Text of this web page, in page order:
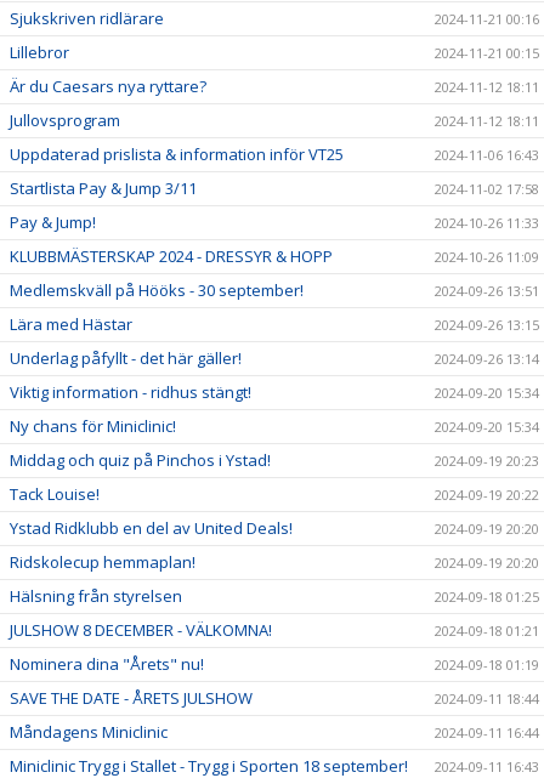
Sjukskriven ridlärare 2024-11-21 00:16
Lillebror 2024-11-21 00:15
Är du Caesars nya ryttare? 2024-11-12 18:11
Jullovsprogram 2024-11-12 18:11
Uppdaterad prislista & information inför VT25 2024-11-06 16:43
Startlista Pay & Jump 3/11 2024-11-02 17:58
Pay & Jump! 2024-10-26 11:33
KLUBBMÄSTERSKAP 2024 - DRESSYR & HOPP 2024-10-26 11:09
Medlemskväll på Hööks - 30 september! 2024-09-26 13:51
Lära med Hästar 2024-09-26 13:15
Underlag påfyllt - det här gäller! 2024-09-26 13:14
Viktig information - ridhus stängt! 2024-09-20 15:34
Ny chans för Miniclinic! 2024-09-20 15:34
Middag och quiz på Pinchos i Ystad! 2024-09-19 20:23
Tack Louise! 2024-09-19 20:22
Ystad Ridklubb en del av United Deals! 2024-09-19 20:20
Ridskolecup hemmaplan! 2024-09-19 20:20
Hälsning från styrelsen 2024-09-18 01:25
JULSHOW 8 DECEMBER - VÄLKOMNA! 2024-09-18 01:21
Nominera dina "Årets" nu! 2024-09-18 01:19
SAVE THE DATE - ÅRETS JULSHOW 2024-09-11 18:44
Måndagens Miniclinic 2024-09-11 16:44
Miniclinic Trygg i Stallet - Trygg i Sporten 18 september! 2024-09-11 16:43